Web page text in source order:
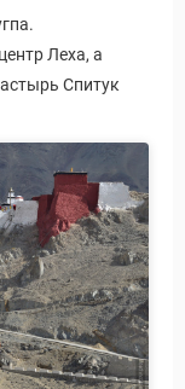
Леха, а
Спитук